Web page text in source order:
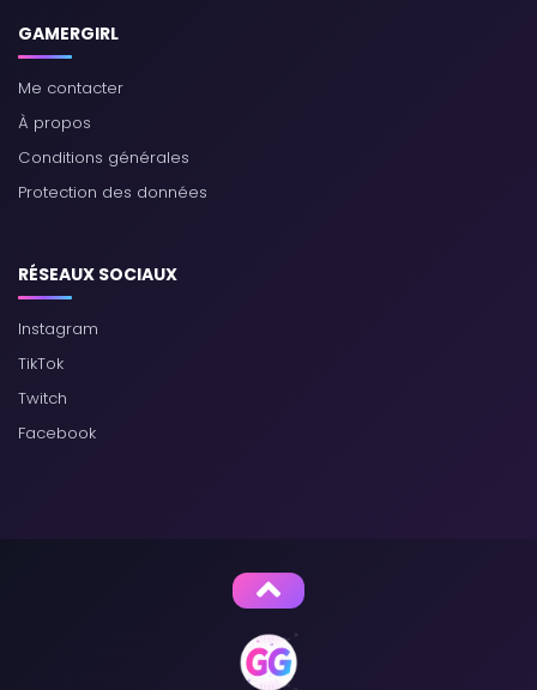
GAMERGIRL
Me contacter
À propos
Conditions générales
Protection des données
RÉSEAUX SOCIAUX
Instagram
TikTok
Twitch
Facebook